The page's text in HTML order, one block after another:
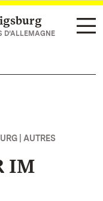
D’ALLEMAGNE
| AUTRES
IM